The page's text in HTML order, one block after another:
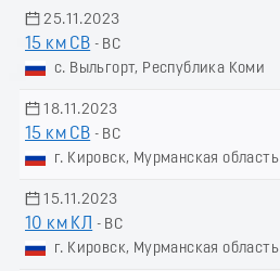
25.11.2023
15 км СВ - ВС
с. Выльгорт, Республика Коми
18.11.2023
15 км СВ - ВС
г. Кировск, Мурманская область
15.11.2023
10 км КЛ
- ВС
г. Кировск, Мурманская область